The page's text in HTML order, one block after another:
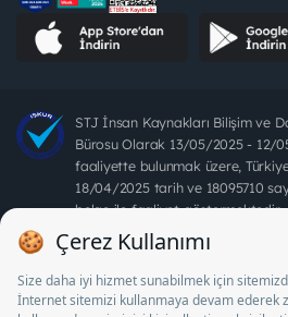
STJ İnsan Kaynakları Bilişim ve
Bürosu Olarak 13/05/2025 - 12/
faaliyette bulunmak üzere,
18/04/2025 tarih ve 18095710
belge ile faaliyet göstermektedir.
arayanlardan ücret alınması